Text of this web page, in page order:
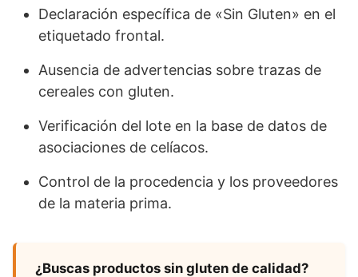
Declaración específica de «Sin Gluten» en el
etiquetado frontal.
Ausencia de advertencias sobre trazas de
cereales con gluten.
Verificación del lote en la base de datos de
asociaciones de celíacos.
Control de la procedencia y los proveedores
de la materia prima.
¿Buscas productos sin gluten de calidad?